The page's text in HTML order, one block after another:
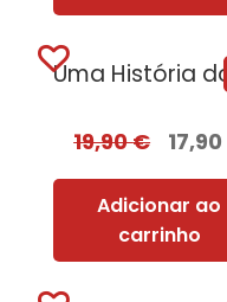
19,90€ 17,90
Adicionar ao
carrinho